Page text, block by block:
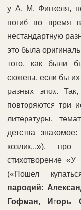
у А. М. Финкеля,
погиб во время
нестандартную
это была
того, как были
сюжеты, если бы их
разных эпох.
повторяются три
литературы,
детства
козлик...»), про
стихотворение
(«Пошел
пародий:
Гофман, Игорь